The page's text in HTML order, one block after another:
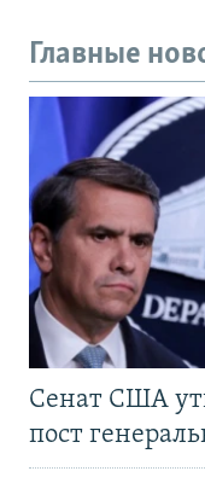
Главные
Сенат США
пост